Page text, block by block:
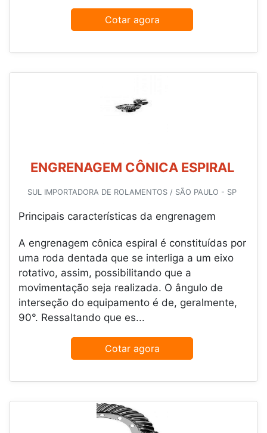
Cotar agora
ENGRENAGEM CÔNICA ESPIRAL
SUL IMPORTADORA DE ROLAMENTOS / SÃO PAULO - SP
Principais características da engrenagem
A engrenagem cônica espiral é constituídas por
uma roda dentada que se interliga a um eixo
rotativo, assim, possibilitando que a
movimentação seja realizada. O ângulo de
interseção do equipamento é de, geralmente,
90°. Ressaltando que es...
Cotar agora